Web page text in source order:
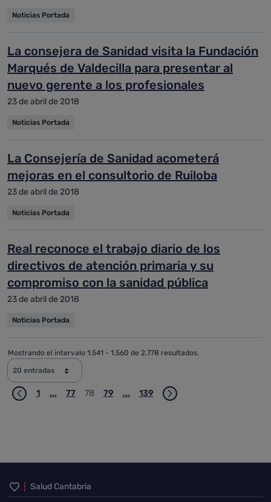
Noticias Portada
La consejera de Sanidad visita la Fundación
Marqués de Valdecilla para presentar al
nuevo gerente a los profesionales
23 de abril de 2018
Noticias Portada
La Consejería de Sanidad acometerá
mejoras en el consultorio de Ruiloba
23 de abril de 2018
Noticias Portada
Real reconoce el trabajo diario de los
directivos de atención primaria y su
compromiso con la sanidad pública
23 de abril de 2018
Noticias Portada
20 entradas
Mostrando el intervalo 1.541 - 1.560 de 2.778 resultados.
Página
1 ...Páginas intermedias Use TAB para desplazarse.
Página
77 Página
78 Página
79 ...Páginas intermedias Use TAB para
Página
139
Inicio del pie de página
Salud Cantabria